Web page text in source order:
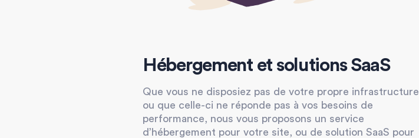
Hébergement et solutions SaaS
Que vous ne disposiez pas de votre propre infrastructure,
ou que celle-ci ne réponde pas à vos besoins de
performance, nous vous proposons un service
d’hébergement pour votre site, ou de solution SaaS pour